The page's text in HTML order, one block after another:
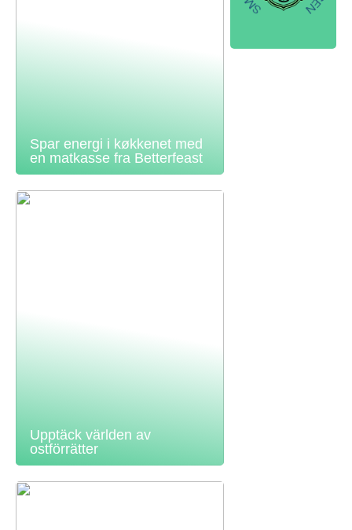
Spar energi i køkkenet med
en matkasse fra Betterfeast
Upptäck världen av
ostförrätter